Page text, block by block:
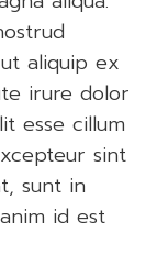
aliquip ex
irure dolor
esse cillum
sint
sunt in
id est